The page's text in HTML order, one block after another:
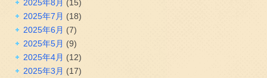
2025年8月 (15)
2025年7月 (18)
2025年6月 (7)
2025年5月 (9)
2025年4月 (12)
2025年3月 (17)